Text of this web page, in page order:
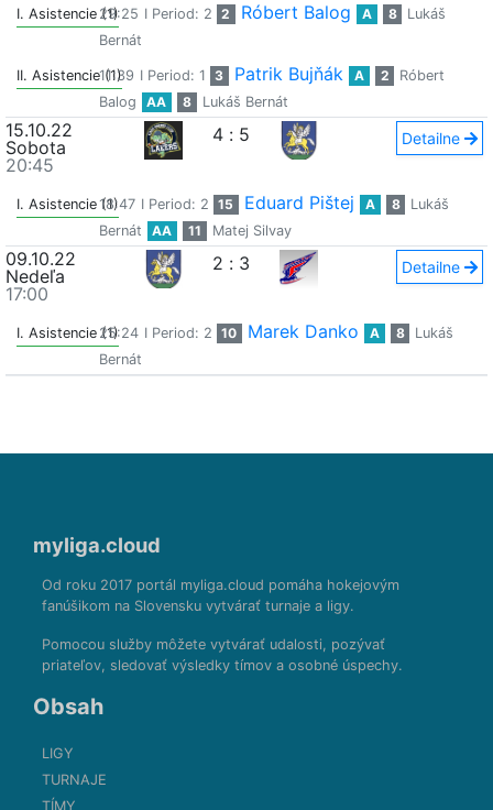
I. Asistencie (1)29:25 I Period: 2 2 Róbert Balog A 8
Lukáš
Bernát
II. Asistencie (1)
11:39 I Period: 1 3 Patrik Bujňák A 2
Róbert
Balog
AA 8 Lukáš Bernát
15.10.22
Sobota
20:45
4 : 5 Detailne
I. Asistencie (1)18:47 I Period: 2 15 Eduard Pištej A 8
Lukáš
Bernát
AA 11 Matej Silvay
09.10.22
Nedeľa
17:00
2 : 3 Detailne
I. Asistencie (1)25:24 I Period: 2 10 Marek Danko A 8
Lukáš
Bernát
myliga.cloud
Od roku 2017 portál myliga.cloud pomáha hokejovým
fanúšikom na Slovensku vytvárať turnaje a ligy.
Pomocou služby môžete vytvárať udalosti, pozývať
priateľov, sledovať výsledky tímov a osobné úspechy.
Obsah
LIGY
TURNAJE
TÍMY